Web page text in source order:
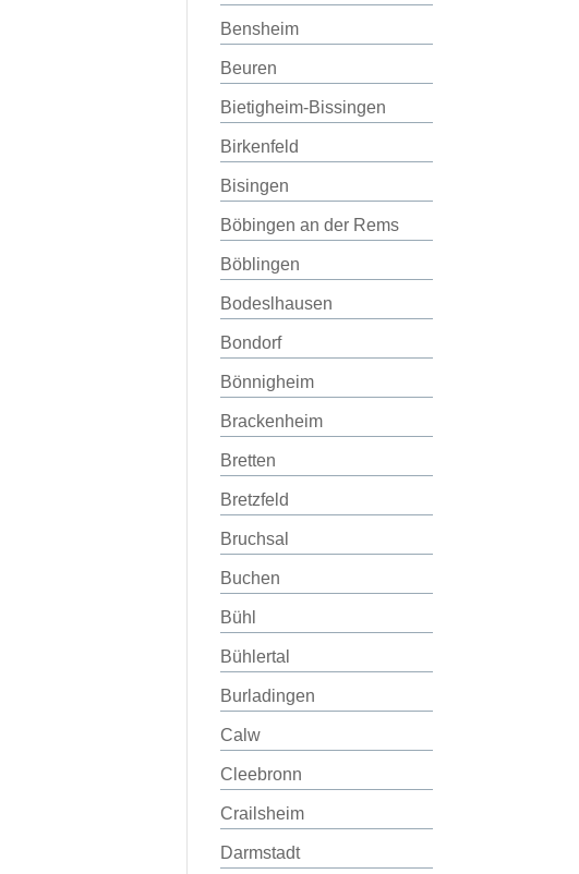
Bensheim
Beuren
Bietigheim-Bissingen
Birkenfeld
Bisingen
Böbingen an der Rems
Böblingen
Bodeslhausen
Bondorf
Bönnigheim
Brackenheim
Bretten
Bretzfeld
Bruchsal
Buchen
Bühl
Bühlertal
Burladingen
Calw
Cleebronn
Crailsheim
Darmstadt